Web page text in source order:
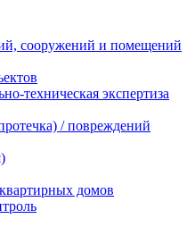
сооружений и помещений
техническая экспертиза
/ повреждений
домов